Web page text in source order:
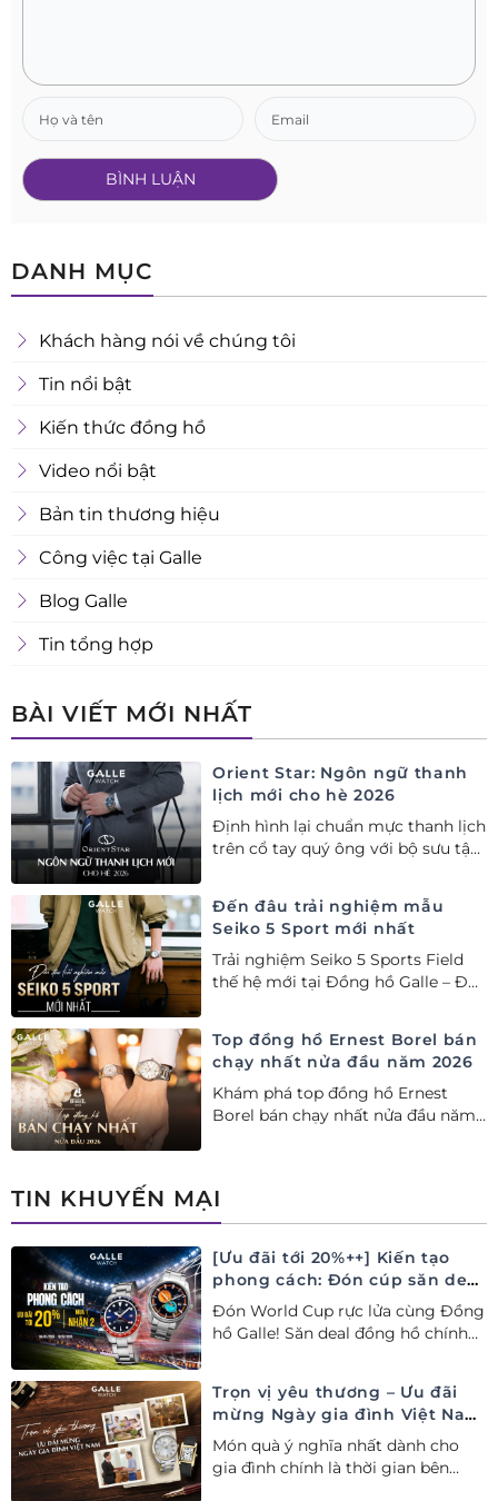
DANH MỤC
Khách hàng nói về chúng tôi
Tin nổi bật
Kiến thức đồng hồ
Video nổi bật
Bản tin thương hiệu
Công việc tại Galle
Blog Galle
Tin tổng hợp
BÀI VIẾT MỚI NHẤT
Orient Star: Ngôn ngữ thanh
lịch mới cho hè 2026
Định hình lại chuẩn mực thanh lịch
trên cổ tay quý ông với bộ sưu tập
Đến đâu trải nghiệm mẫu
Seiko 5 Sport mới nhất
Trải nghiệm Seiko 5 Sports Field
thế hệ mới tại Đồng hồ Galle – Đại
Top đồng hồ Ernest Borel bán
chạy nhất nửa đầu năm 2026
Khám phá top đồng hồ Ernest
Borel bán chạy nhất nửa đầu năm
TIN KHUYẾN MẠI
[Ưu đãi tới 20%++] Kiến tạo
phong cách: Đón cúp săn deal
– Siêu ưu đãi đồng hành cùng
World Cup
Đón World Cup rực lửa cùng Đồng
hồ Galle! Săn deal đồng hồ chính
Trọn vị yêu thương – Ưu đãi
mừng Ngày gia đình Việt Nam
28/06
Món quà ý nghĩa nhất dành cho
gia đình chính là thời gian bên